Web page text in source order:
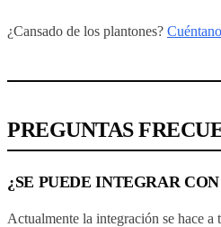
¿Cansado de los plantones?
PREGUNTAS
¿SE PUEDE INTEGRAR
Actualmente la integración se hace